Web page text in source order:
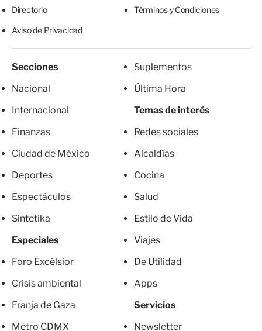
Directorio Términos y Condiciones
Aviso de Privacidad
Secciones
Nacional
Internacional
Finanzas
Ciudad de México
Deportes
Espectáculos
Sintetika
Especiales
Foro Excélsior
Crisis ambiental
Franja de Gaza
Metro CDMX
Suplementos
Última Hora
Temas de interés
Redes sociales
Alcaldías
Cocina
Salud
Estilo de Vida
Viajes
De Utilidad
Apps
Servicios
Newsletter